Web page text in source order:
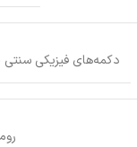
دارای
دکمه‌های فیزیکی سنتی